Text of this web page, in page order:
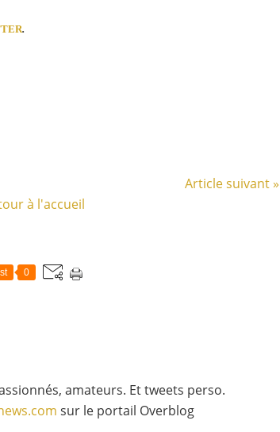
.
Article suivant »
à l'accueil
0
amateurs. Et tweets perso.
sur le portail Overblog